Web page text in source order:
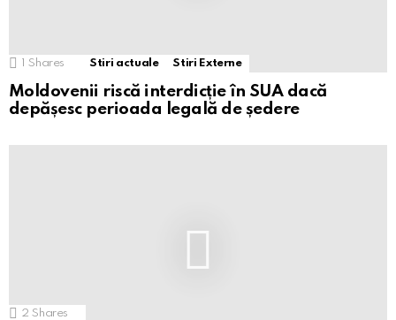
1 Shares Stiri actuale Stiri Externe
Moldovenii riscă interdicție în SUA dacă
depășesc perioada legală de ședere
2 Shares